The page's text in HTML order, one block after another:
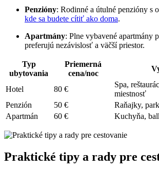
Penzióny: Rodinné a útulné penzióny s
kde sa budete cítiť ako doma.
Apartmány: Plne vybavené apartmány
preferujú nezávislosť a väčší priestor.
Typ
ubytovania
Priemerná
cena/noc
Hotel 80 €
Spa,
miestnosť
Penzión
50 €
Raňajky,
Apartmán
60 € Kuchyňa,
Praktické tipy a rady pre